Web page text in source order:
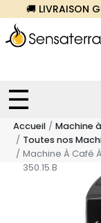
🚚 LIVRAISON
Accueil
Machine
Toutes nos
Machine À Café
350.15.B